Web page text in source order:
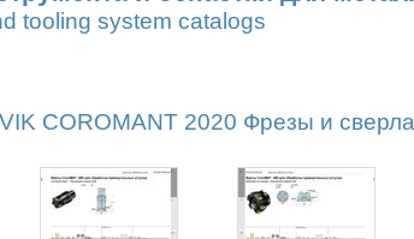
tooling system catalogs
COROMANT 2020 Фрезы и